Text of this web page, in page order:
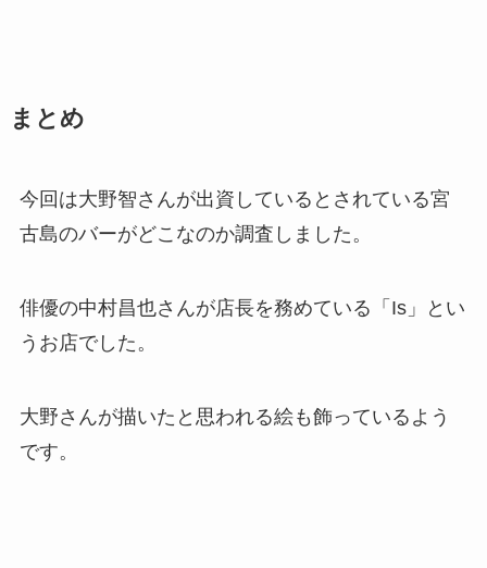
まとめ
今回は大野智さんが出資しているとされている宮
古島のバーがどこなのか調査しました。
俳優の中村昌也さんが店長を務めている「Is」とい
うお店でした。
大野さんが描いたと思われる絵も飾っているよう
です。